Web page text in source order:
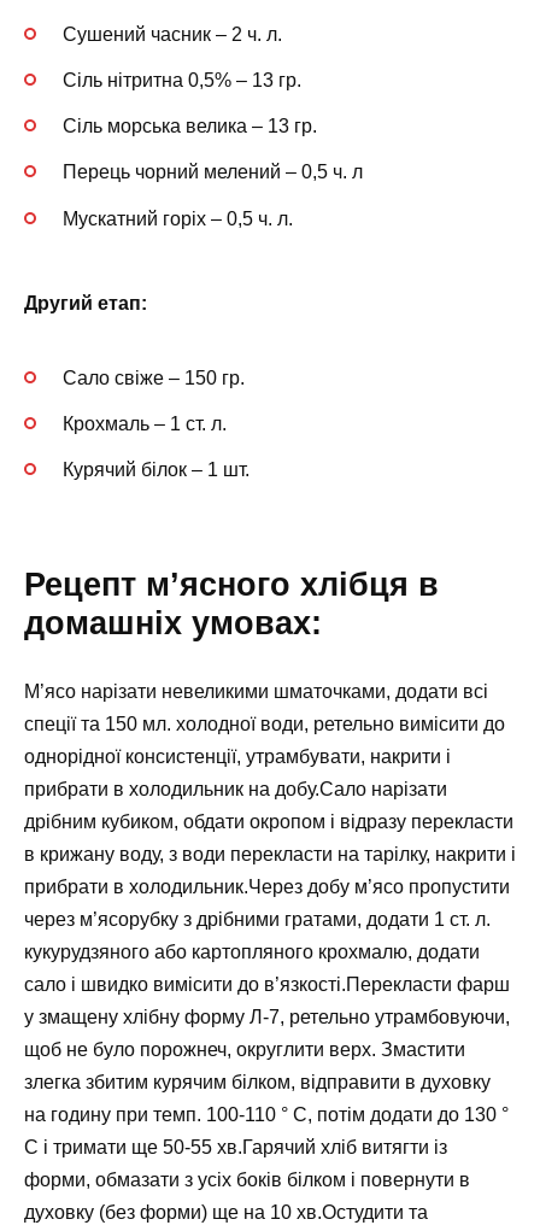
Сушений часник – 2 ч. л.
Сіль нітритна 0,5% – 13 гр.
Сіль морська велика – 13 гр.
Перець чорний мелений – 0,5 ч. л
Мускатний горіх – 0,5 ч. л.
Другий етап:
Сало свіже – 150 гр.
Крохмаль – 1 ст. л.
Курячий білок – 1 шт.
Рецепт м’ясного хлібця в
домашніх умовах:
М’ясо нарізати невеликими шматочками, додати всі
спеції та 150 мл. холодної води, ретельно вимісити до
однорідної консистенції, утрамбувати, накрити і
прибрати в холодильник на добу.Сало нарізати
дрібним кубиком, обдати окропом і відразу перекласти
в крижану воду, з води перекласти на тарілку, накрити і
прибрати в холодильник.Через добу м’ясо пропустити
через м’ясорубку з дрібними гратами, додати 1 ст. л.
кукурудзяного або картопляного крохмалю, додати
сало і швидко вимісити до в’язкості.Перекласти фарш
у змащену хлібну форму Л-7, ретельно утрамбовуючи,
щоб не було порожнеч, округлити верх. Змастити
злегка збитим курячим білком, відправити в духовку
на годину при темп. 100-110 ° С, потім додати до 130 °
С і тримати ще 50-55 хв.Гарячий хліб витягти із
форми, обмазати з усіх боків білком і повернути в
духовку (без форми) ще на 10 хв.Остудити та